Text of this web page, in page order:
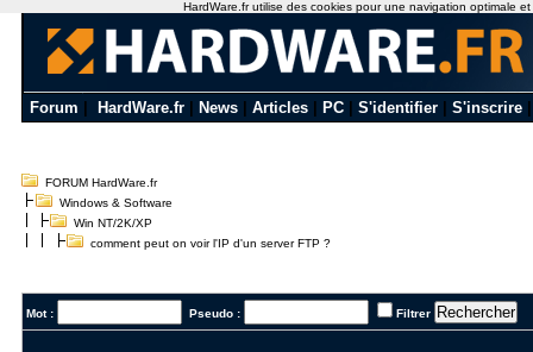
Forum HardWare.fr News Articles PC S'identifier S'inscrire
FORUM HardWare.fr
Windows & Software
Win NT/2K/XP
comment peut on voir l'IP d'un server FTP ?
Mot : Pseudo : Filtrer
HardWare.fr utilise des cookies pour une navigation optimale